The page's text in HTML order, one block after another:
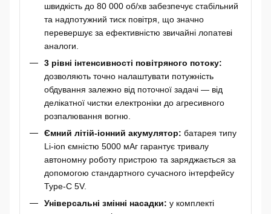
швидкість до 80 000 об/хв забезпечує стабільний
та надпотужний тиск повітря, що значно
перевершує за ефективністю звичайні лопатеві
аналоги.
3 рівні інтенсивності повітряного потоку:
дозволяють точно налаштувати потужність
обдування залежно від поточної задачі — від
делікатної чистки електроніки до агресивного
розпалювання вогню.
Ємний літій-іонний акумулятор: батарея типу
Li-ion ємністю 5000 мАг гарантує тривалу
автономну роботу пристрою та заряджається за
допомогою стандартного сучасного інтерфейсу
Type-C 5V.
Універсальні змінні насадки: у комплекті